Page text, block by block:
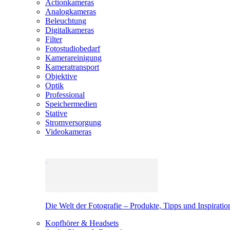
Actionkameras
Analogkameras
Beleuchtung
Digitalkameras
Filter
Fotostudiobedarf
Kamerareinigung
Kameratransport
Objektive
Optik
Professional
Speichermedien
Stative
Stromversorgung
Videokameras
Die Welt der Fotografie – Produkte, Tipps und
Kopfhörer & Headsets